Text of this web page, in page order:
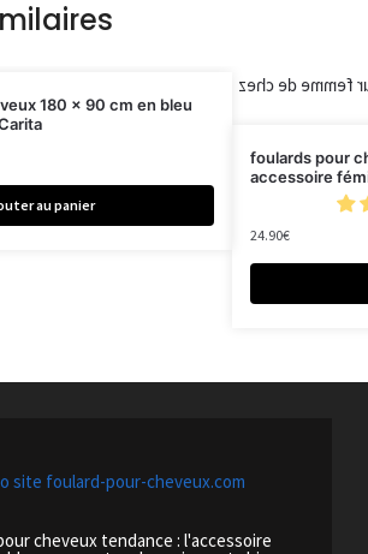
180 x 90 cm en bleu
au panier
foulards pour
accessoire
24.90€
cheveux tendance : l'accessoire